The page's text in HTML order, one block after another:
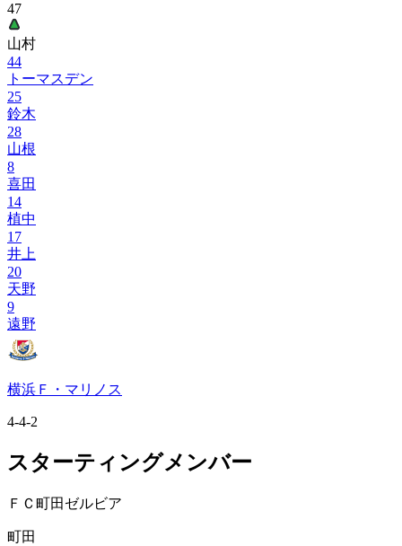
47
山村
44
トーマスデン
25
鈴木
28
山根
8
喜田
14
植中
17
井上
20
天野
9
遠野
横浜Ｆ・マリノス
4-4-2
スターティングメンバー
ＦＣ町田ゼルビア
町田